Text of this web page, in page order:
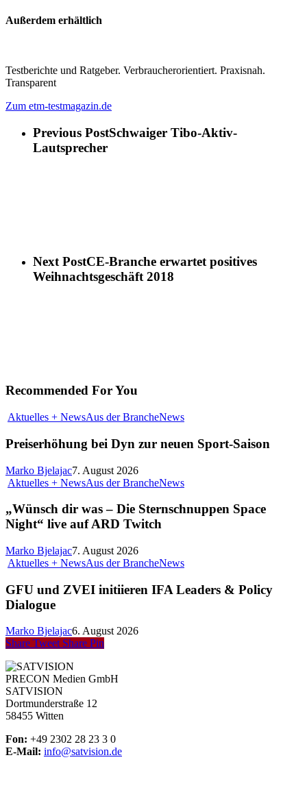
Außerdem erhältlich
Testberichte und Ratgeber. Verbraucherorientiert. Praxisnah.
Transparent
Zum etm-testmagazin.de
Previous PostSchwaiger Tibo-Aktiv-
Lautsprecher
Next PostCE-Branche erwartet positives
Weihnachtsgeschäft 2018
Recommended For You
Aktuelles + NewsAus der BrancheNews
Preiserhöhung bei Dyn zur neuen Sport-Saison
Marko Bjelajac7. August 2026
Aktuelles + NewsAus der BrancheNews
„Wünsch dir was – Die Sternschnuppen Space
Night“ live auf ARD Twitch
Marko Bjelajac7. August 2026
Aktuelles + NewsAus der BrancheNews
GFU und ZVEI initiieren IFA Leaders & Policy
Dialogue
Marko Bjelajac6. August 2026
Share Tweet Share Pin
PRECON Medien GmbH
SATVISION
Dortmunderstraße 12
58455 Witten
Fon: +49 2302 28 23 3 0
E-Mail: info@satvision.de